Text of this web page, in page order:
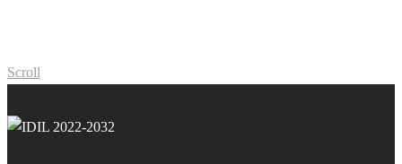
Scroll